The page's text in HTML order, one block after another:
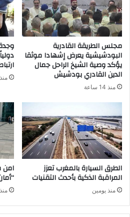
مجلس الطريقة القادرية
البودشيشية يعرض إشهادا موثقا
يؤكد وصية الشيخ الراحل جمال
الدين القادري بودشيش
منذ 14 ساعة
الطرق السيارة بالمغرب تعزز
المراقبة الذكية بأحدث التقنيات
منذ يومين
امن